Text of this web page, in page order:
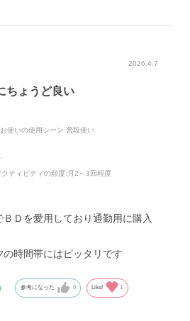
2026.4.7
ちょうど良い
お使いの使用シーン:普段使い
ティビティの頻度: 月2～3回程度
Ｄを愛用しており通勤用に購入
時間帯にはピッタリです
参考になった 0 Like! 1